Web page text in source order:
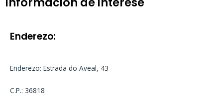
Enderezo:
Enderezo: Estrada do Aveal, 43
C.P.: 36818